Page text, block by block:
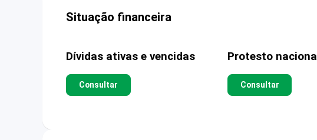
Situação financeira
Dívidas ativas e vencidas
Consultar
Protesto nacional
Consultar